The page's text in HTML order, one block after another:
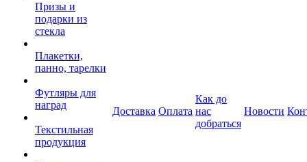
Призы и
подарки из
стекла
Плакетки,
панно, тарелки
Футляры для
наград
Текстильная
продукция
Доставка Оплата
Как до
нас
добраться
Новости